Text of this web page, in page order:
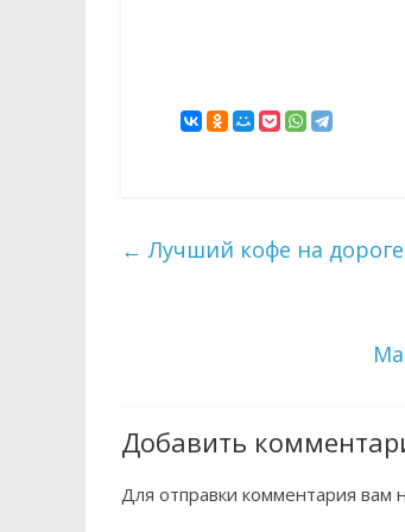
← Лучший кофе на
Добавить
Для отправки комментария вам